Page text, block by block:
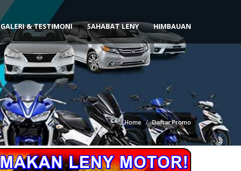
GALERI & TESTIMONI SAHABAT LENY HIMBAUAN
Home Daftar Promo